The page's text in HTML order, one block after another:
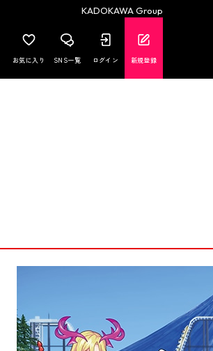
KADOKAWA Group
お気に入り SNS一覧 ログイン 新規登録